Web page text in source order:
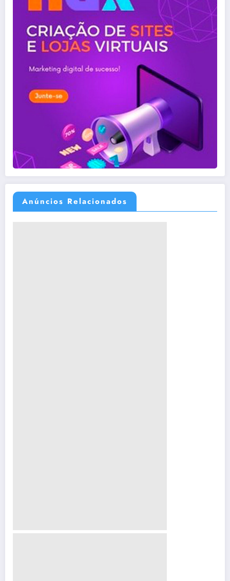
Anúncios Relacionados